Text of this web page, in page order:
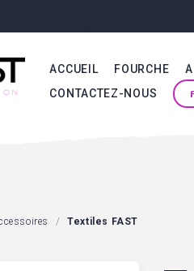
ACCUEIL FOURCHE
CONTACTEZ-NOUS
Textiles FAST